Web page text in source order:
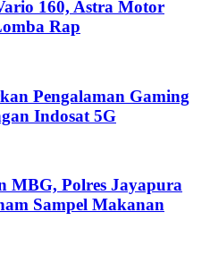
160, Astra Motor
Rap
Pengalaman Gaming
Indosat 5G
MBG, Polres Jayapura
Sampel Makanan